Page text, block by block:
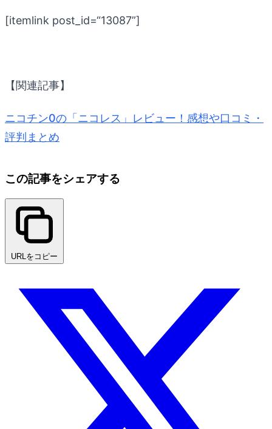
[itemlink post_id=“13087”]
【関連記事】
ニコチン0の「ニコレス」レビュー！感想や口コミ・
評判まとめ
この記事をシェアする
URLをコピー